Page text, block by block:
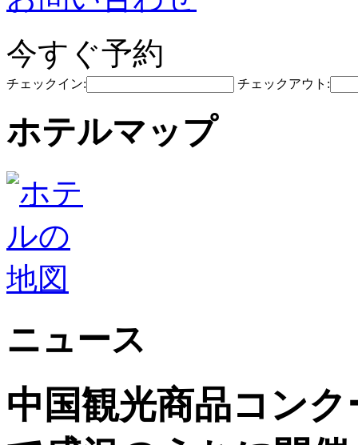
今すぐ予約
チェックイン: チェックアウト:
ホテルマップ
ニュース
中国観光商品コン